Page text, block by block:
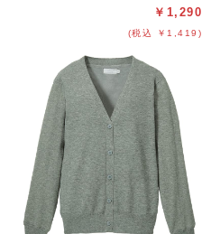
￥1,290
(税込 ￥1,419)